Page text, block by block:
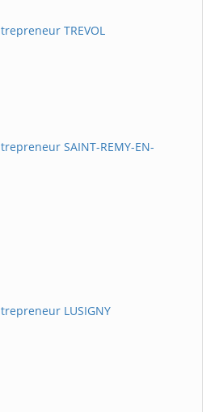
TREVOL
SAINT-REMY-EN-
LUSIGNY